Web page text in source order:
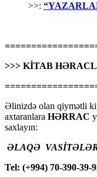
>>:
>>> KİTAB
Əlinizdə olan qiymətli
axtaranlara HƏRRAC
saxlayın:
ƏLAQƏ
Tel: (+994) 70-390-39-